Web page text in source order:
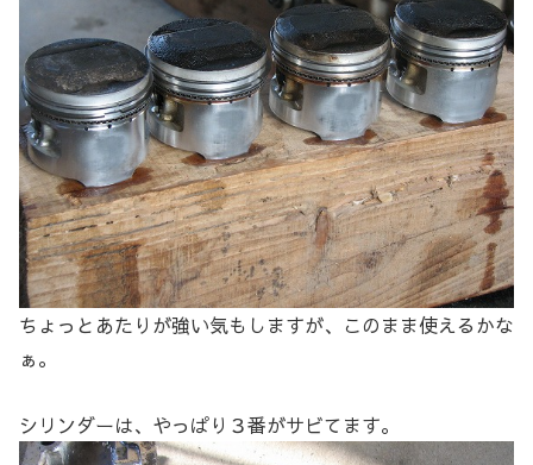
ちょっとあたりが強い気もしますが、このまま使えるかな
ぁ。
シリンダーは、やっぱり３番がサビてます。